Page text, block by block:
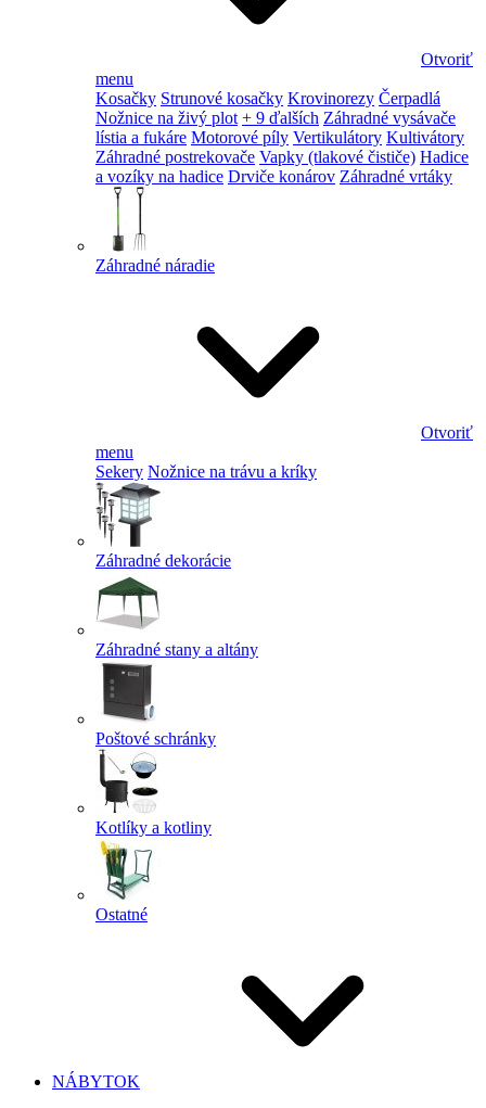
Otvoriť
menu
Kosačky Strunové kosačky Krovinorezy Čerpadlá
Nožnice na živý plot + 9 ďalších Záhradné vysávače
lístia a fukáre Motorové píly Vertikulátory Kultivátory
Záhradné postrekovače Vapky (tlakové čističe) Hadice
a vozíky na hadice Drviče konárov Záhradné vrtáky
Záhradné náradie
Otvoriť
menu
Sekery Nožnice na trávu a kríky
Záhradné dekorácie
Záhradné stany a altány
Poštové schránky
Kotlíky a kotliny
Ostatné
NÁBYTOK